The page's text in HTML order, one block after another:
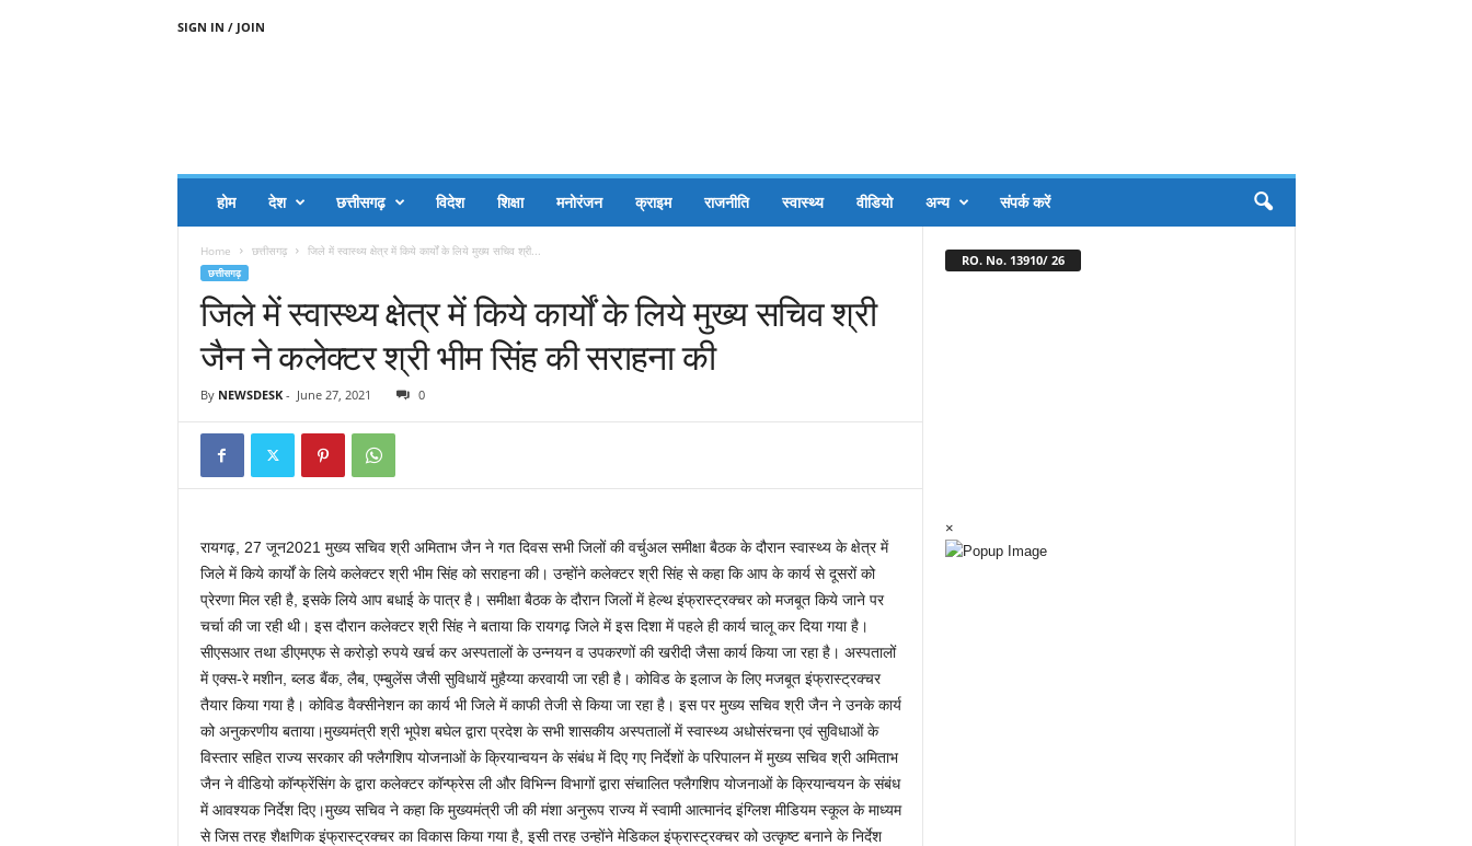
SIGN IN / JOIN
होम देश छत्तीसगढ़ विदेश शिक्षा मनोरंजन क्राइम राजनीति स्वास्थ्य वीडियो अन्य संपर्क करें
Home छत्तीसगढ़ जिले में स्वास्थ्य क्षेत्र में किये कार्यों के लिये मुख्य सचिव श्री...
छत्तीसगढ़
जिले में स्वास्थ्य क्षेत्र में किये कार्यों के लिये मुख्य सचिव श्री
जैन ने कलेक्टर श्री भीम सिंह की सराहना की
By NEWSDESK- June 27, 2021 0
रायगढ़, 27 जून2021 मुख्य सचिव श्री अमिताभ जैन ने गत दिवस सभी जिलों की वर्चुअल समीक्षा बैठक के दौरान स्वास्थ्य के क्षेत्र में
जिले में किये कार्यों के लिये कलेक्टर श्री भीम सिंह को सराहना की। उन्होंने कलेक्टर श्री सिंह से कहा कि आप के कार्य से दूसरों को
प्रेरणा मिल रही है, इसके लिये आप बधाई के पात्र है। समीक्षा बैठक के दौरान जिलों में हेल्थ इंफ्रास्ट्रक्चर को मजबूत किये जाने पर
चर्चा की जा रही थी। इस दौरान कलेक्टर श्री सिंह ने बताया कि रायगढ़ जिले में इस दिशा में पहले ही कार्य चालू कर दिया गया है।
सीएसआर तथा डीएमएफ से करोड़ो रुपये खर्च कर अस्पतालों के उन्नयन व उपकरणों की खरीदी जैसा कार्य किया जा रहा है। अस्पतालों
में एक्स-रे मशीन, ब्लड बैंक, लैब, एम्बुलेंस जैसी सुविधायें मुहैय्या करवायी जा रही है। कोविड के इलाज के लिए मजबूत इंफ्रास्ट्रक्चर
तैयार किया गया है। कोविड वैक्सीनेशन का कार्य भी जिले में काफी तेजी से किया जा रहा है। इस पर मुख्य सचिव श्री जैन ने उनके कार्य
को अनुकरणीय बताया।मुख्यमंत्री श्री भूपेश बघेल द्वारा प्रदेश के सभी शासकीय अस्पतालों में स्वास्थ्य अधोसंरचना एवं सुविधाओं के
विस्तार सहित राज्य सरकार की फ्लैगशिप योजनाओं के क्रियान्वयन के संबंध में दिए गए निर्देशों के परिपालन में मुख्य सचिव श्री अमिताभ
जैन ने वीडियो कॉन्फ्रेंसिंग के द्वारा कलेक्टर कॉन्फ्रेस ली और विभिन्न विभागों द्वारा संचालित फ्लैगशिप योजनाओं के क्रियान्वयन के संबंध
में आवश्यक निर्देश दिए।मुख्य सचिव ने कहा कि मुख्यमंत्री जी की मंशा अनुरूप राज्य में स्वामी आत्मानंद इंग्लिश मीडियम स्कूल के माध्यम
से जिस तरह शैक्षणिक इंफ्रास्ट्रक्चर का विकास किया गया है, इसी तरह उन्होंने मेडिकल इंफ्रास्ट्रक्चर को उत्कृष्ट बनाने के निर्देश
RO. No. 13910/ 26
×